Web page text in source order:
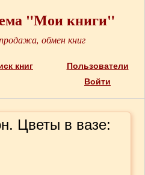
"Мои книги"
обмен книг
книг
Пользователи
Войти
Цветы в вазе: